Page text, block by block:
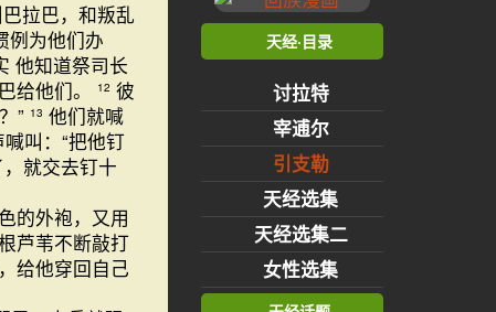
拉巴，和叛乱
例为他们办
他知道祭司长
给他们。 12 彼
” 13 他们就喊
叫：“把他钉
就交去钉十
的外袍，又用
芦苇不断敲打
给他穿回自己
天经·目录
讨拉特
宰逋尔
引支勒
天经选集
天经选集二
女性选集